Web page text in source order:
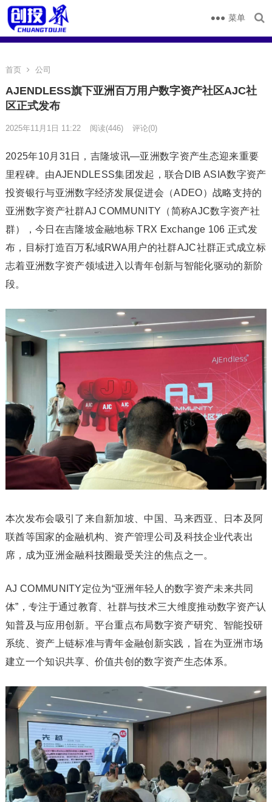
菜单
首页 公司
AJENDLESS旗下亚洲百万用户数字资产社区AJC社
区正式发布
2025年11月1日 11:22 阅读(446) 评论(0)
2025年10月31日，吉隆坡讯—亚洲数字资产生态迎来重要
里程碑。由AJENDLESS集团发起，联合DIB ASIA数字资产
投资银行与亚洲数字经济发展促进会（ADEO）战略支持的
亚洲数字资产社群AJ COMMUNITY（简称AJC数字资产社
群），今日在吉隆坡金融地标 TRX Exchange 106 正式发
布，目标打造百万私域RWA用户的社群AJC社群正式成立标
志着亚洲数字资产领域进入以青年创新与智能化驱动的新阶
段。
本次发布会吸引了来自新加坡、中国、马来西亚、日本及阿
联酋等国家的金融机构、资产管理公司及科技企业代表出
席，成为亚洲金融科技圈最受关注的焦点之一。
AJ COMMUNITY定位为“亚洲年轻人的数字资产未来共同
体”，专注于通过教育、社群与技术三大维度推动数字资产认
知普及与应用创新。平台重点布局数字资产研究、智能投研
系统、资产上链标准与青年金融创新实践，旨在为亚洲市场
建立一个知识共享、价值共创的数字资产生态体系。